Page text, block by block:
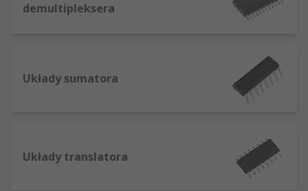
demultipleksera
Układy sumatora
Układy translatora